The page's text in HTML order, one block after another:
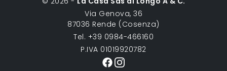
Via Genova, 36
87036 Rende (Cosenza)
Tel. +39 0984-466160
P.IVA 01019920782